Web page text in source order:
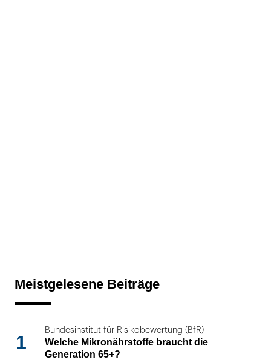
Meistgelesene Beiträge
1
Bundesinstitut für Risikobewertung (BfR)
Welche Mikronährstoffe braucht die
Generation 65+?